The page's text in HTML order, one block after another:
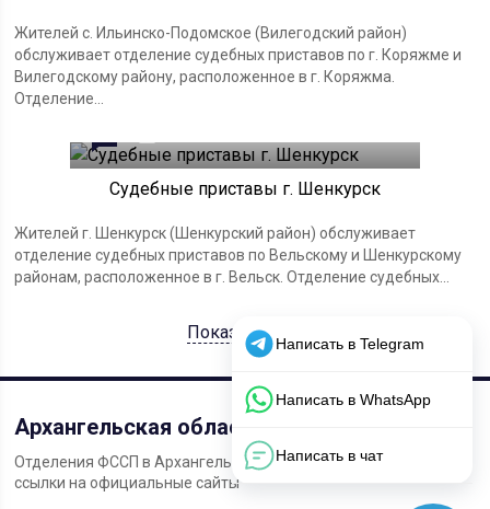
Жителей с. Ильинско-Подомское (Вилегодский район)
обслуживает отделение судебных приставов по г. Коряжме и
Вилегодскому району, расположенное в г. Коряжма.
Отделение...
Судебные приставы г. Шенкурск
Жителей г. Шенкурск (Шенкурский район) обслуживает
отделение судебных приставов по Вельскому и Шенкурскому
районам, расположенное в г. Вельск. Отделение судебных...
Показать ещё
Архангельская область
Отделения ФССП в Архангельской области: адреса, телефоны,
ссылки на официальные сайты